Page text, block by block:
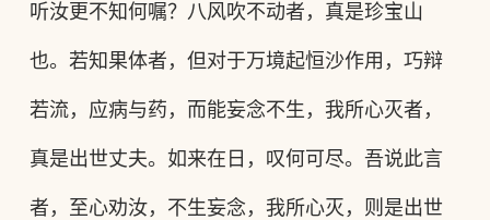
听汝更不知何嘱？八风吹不动者，真是珍宝山
也。若知果体者，但对于万境起恒沙作用，巧辩
若流，应病与药，而能妄念不生，我所心灭者，
真是出世丈夫。如来在日，叹何可尽。吾说此言
者，至心劝汝，不生妄念，我所心灭，则是出世